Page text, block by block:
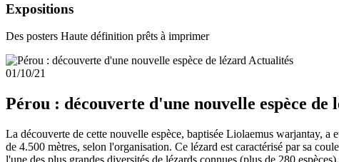
Expositions
Des posters Haute définition prêts à imprimer
Actualités
01/10/21
Pérou : découverte d'une nouvelle espèce de
La découverte de cette nouvelle espèce, baptisée Liolaemus warjantay,
de 4.500 mètres, selon l'organisation. Ce lézard est caractérisé par sa